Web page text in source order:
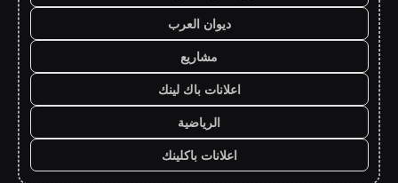
ديوان العرب
مشاريع
اعلانات باك لينك
الرياضية
اعلانات باكلينك